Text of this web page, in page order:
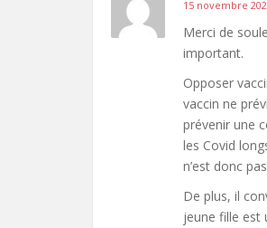
15 novembre
Merci de
important.
Opposer
vaccin ne
prévenir une
les Covid
n’est donc
De plus, il
jeune fille est